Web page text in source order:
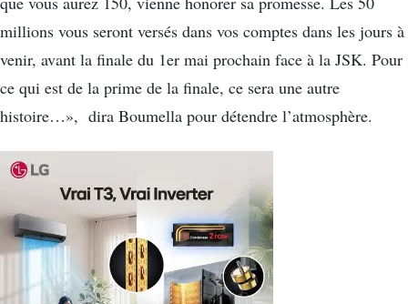
millions vous seront versés dans vos comptes dans les jours à
venir, avant la finale du 1er mai prochain face à la JSK. Pour
ce qui est de la prime de la finale, ce sera une autre
histoire…», dira Boumella pour détendre l’atmosphère.